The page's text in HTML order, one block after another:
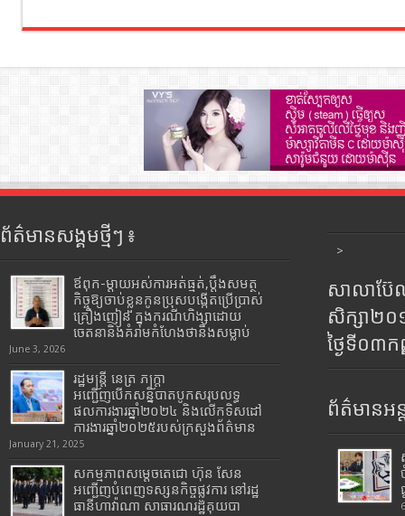
ព័ត៌មានសង្គមថ្មីៗ ៖
ឪពុក-ម្ដាយអស់ការអត់ធ្មត់,ប្ដឹងសមត្ថ
កិច្ចឱ្យចាប់ខ្លួនកូនប្រុសបង្កើតប្រើប្រាស់
គ្រឿងញៀន ក្នុងករណីហិង្សាដោយ
ចេតនានិងគំរាមកំហែងថានឹងសម្លាប់
June 3, 2026
រដ្ឋមន្រ្តី​ នេត្រ​ ភក្ត្រា​
អញ្ជើញបើកសន្និបាតបូកសរុបលទ្ធ
ផលការងារឆ្នាំ២០២៤ និងលើកទិសដៅ
ការងារឆ្នាំ២០២៥របស់​ក្រសួង​ព័ត៌មាន​
January 21, 2025
សកម្មភាពសម្តេចតេជោ ហ៊ុន សែន
អញ្ជើញបំពេញទស្សនកិច្ចផ្លូវការ នៅរដ្ឋ
ធានីហាវ៉ាណា សាធារណរដ្ឋគុយបា
>
សាលាប៊ែ
សិក្សា២
ថ្ងៃទី០៣
ព័ត៌មានអន្